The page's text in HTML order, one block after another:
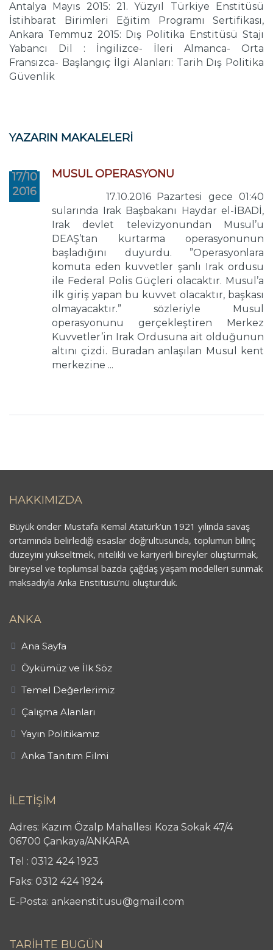
Antalya Mayıs 2015: 21. Yüzyıl Türkiye Enstitüsü
İstihbarat Birimleri Eğitim Programı Sertifikası,
Ankara Temmuz 2015: Dış Politika Enstitüsü Stajı
Yabancı Dil : İngilizce- İleri Almanca- Orta
Fransızca- Başlangıç İlgi Alanları: Tarih Dış Politika
Güvenlik
YAZARIN MAKALELERİ
17/10
2016
MUSUL OPERASYONU
17.10.2016 Pazartesi gece 01:40
sularında Irak Başbakanı Haydar el-İBADİ,
Irak devlet televizyonundan Musul’u
DEAŞ’tan kurtarma operasyonunun
başladığını duyurdu. ”Operasyonlara
komuta eden kuvvetler şanlı Irak ordusu
ile Federal Polis Güçleri olacaktır. Musul’a
ilk giriş yapan bu kuvvet olacaktır, başkası
olmayacaktır.” sözleriyle Musul
operasyonunu gerçekleştiren Merkez
Kuvvetler’in Irak Ordusuna ait olduğunun
altını çizdi. Buradan anlaşılan Musul kent
merkezine ...
HAKKIMIZDA
Büyük önder Mustafa Kemal Atatürk’ün 1921 yılında savaş
ortamında belirlediği esaslar doğrultusunda, toplumun bilinç
düzeyini yükseltmek, nitelikli ve kariyerli bireyler oluşturmak,
bireysel ve toplumsal bazda çağdaş yaşam modelleri sunmak
maksadıyla Anka Enstitüsü’nü oluşturduk.
ANKA
Ana Sayfa
Öykümüz ve İlk Söz
Temel Değerlerimiz
Çalışma Alanları
Yayın Politikamız
Anka Tanıtım Filmi
İLETİŞİM
Adres: Kazım Özalp Mahallesi Koza Sokak 47/4
06700 Çankaya/ANKARA
Tel : 0312 424 1923
Faks: 0312 424 1924
E-Posta: ankaenstitusu@gmail.com
TARİHTE BUGÜN